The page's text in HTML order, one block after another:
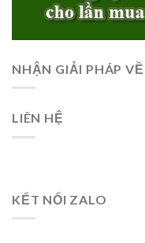
NHẬN GIẢI PHÁP
LIÊN HỆ
KẾT NỐI ZALO